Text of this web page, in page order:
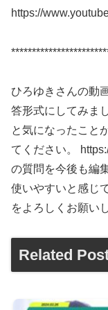
https://
ひろゆきさんの動
答形式にしてみま
と気になったこと
てください。
の質問を今後も編
使いやすいと感じ
をよろしくお願い
Related